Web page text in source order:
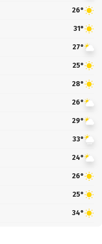
26°
31°
27°
25°
28°
26°
29°
33°
24°
26°
25°
34°